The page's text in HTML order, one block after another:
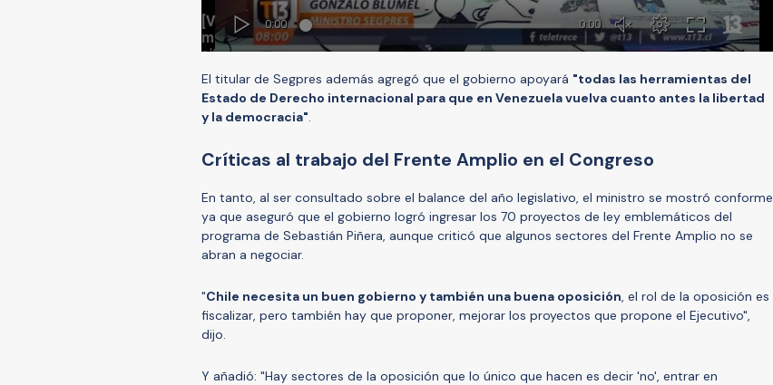
El titular de Segpres además agregó que el gobierno apoyará "todas las herramientas del
Estado de Derecho internacional para que en Venezuela vuelva cuanto antes la libertad
y la democracia".
Críticas al trabajo del Frente Amplio en el Congreso
En tanto, al ser consultado sobre el balance del año legislativo, el ministro se mostró conforme
ya que aseguró que el gobierno logró ingresar los 70 proyectos de ley emblemáticos del
programa de Sebastián Piñera, aunque criticó que algunos sectores del Frente Amplio no se
abran a negociar.
"Chile necesita un buen gobierno y también una buena oposición, el rol de la oposición es
fiscalizar, pero también hay que proponer, mejorar los proyectos que propone el Ejecutivo",
dijo.
Y añadió: "Hay sectores de la oposición que lo único que hacen es decir 'no', entrar en